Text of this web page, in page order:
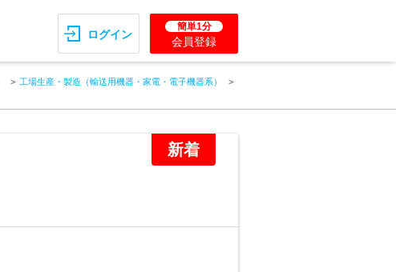
ログイン
簡単1分
会員登録
工場生産・製造（輸送用機器・家電・電子機器系）
新着